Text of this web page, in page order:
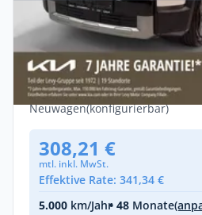
Gewerbe
Kia PV5 Passenger 51,4
+GEWERBE+KAM+ACC
Elektro •Automatik •163 PS (120
Neuwagen(konfigurierbar)
308,21 €
mtl. inkl. MwSt.
Effektive Rate: 341,34 €
5.000 km/Jahr• 48 Monate